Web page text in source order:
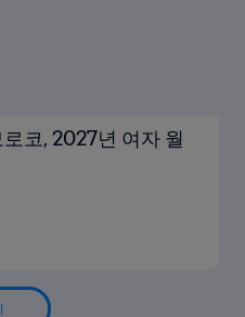
코, 2027년 여자 월